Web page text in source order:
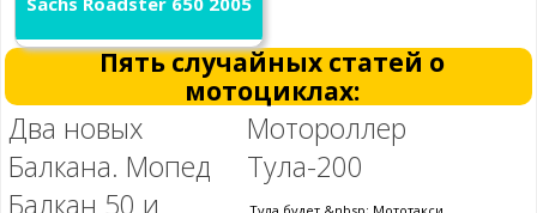
Пять случайных статей о
мотоциклах:
Два новых
Балкана. Мопед
Балкан 50 и
Мотороллер
Тула-200